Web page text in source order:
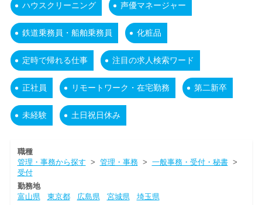
ハウスクリーニング 声優マネージャー
鉄道乗務員・船舶乗務員 化粧品
定時で帰れる仕事 注目の求人検索ワード
正社員 リモートワーク・在宅勤務 第二新卒
未経験 土日祝日休み
職種
管理・事務から探す > 管理・事務> 一般事務・受付・秘書>
受付
勤務地
富山県
東京都 広島県 宮城県
埼玉県